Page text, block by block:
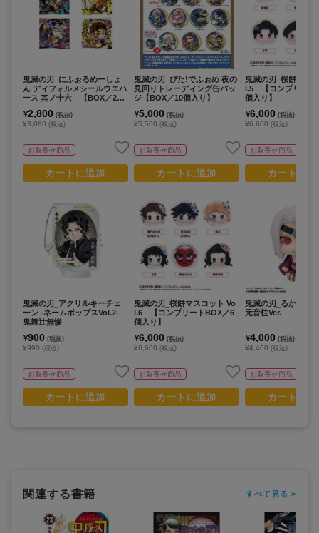
鬼滅の刃_にふぉるめーしょ
ん ディフォルメシールウエハ
ース 其ノ十六 【BOX／20
¥2,800 (税抜)
¥3,080 (税込)
お取寄せ商品
カートに追加
鬼滅の刃_アクリルキーチェ
ーン -ネームポップスVol.2-
鬼舞辻無惨
¥900 (税抜)
¥990 (税込)
お取寄せ商品
カートに追加
鬼滅の刃_ぴた!でふぉめ 夜の
見回りトレーディング缶バッ
ジ【BOX／10個入り】
¥5,000 (税抜)
¥5,500 (税込)
お取寄せ商品
カートに追加
鬼滅の刃_桜餅マスコット Vo
l.6 【コンプリートBOX／6
個入り】
¥6,000 (税抜)
¥6,600 (税込)
お取寄せ商品
カートに追加
鬼滅の刃_桜餅マス
l.5 【コンプリート
個入り】
¥6,000 (税抜)
¥6,600 (税込)
お取寄せ商品
カートに
鬼滅の刃_るかっぷ
元音柱Ver.
¥4,000 (税抜)
¥4,400 (税込)
お取寄せ商品
カートに
関連する書籍 すべて見る >